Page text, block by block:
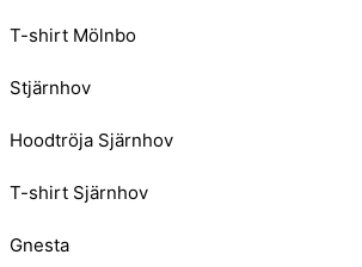
T-shirt Mölnbo
Stjärnhov
Hoodtröja Sjärnhov
T-shirt Sjärnhov
Gnesta